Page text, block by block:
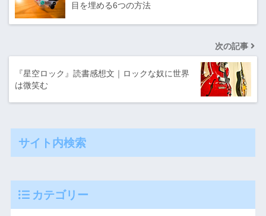
目を埋める6つの方法
次の記事
『星空ロック』読書感想文｜ロックな奴に世界
は微笑む
サイト内検索
カテゴリー